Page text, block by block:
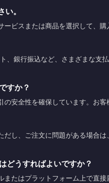
。
ビスまたは商品を選択して、
、銀行振込など、さまざまな
すか？
安全性を確保しています。お
し、ご注文に問題がある場合
どうすればよいですか？
たはプラットフォーム上で直